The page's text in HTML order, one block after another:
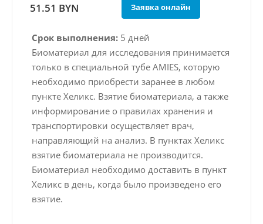
51.51 BYN Заявка онлайн
Срок выполнения: 5 дней
Биоматериал для исследования принимается
только в специальной тубе AMIES, которую
необходимо приобрести заранее в любом
пункте Хеликс. Взятие биоматериала, а также
информирование о правилах хранения и
транспортировки осуществляет врач,
направляющий на анализ. В пунктах Хеликс
взятие биоматериала не производится.
Биоматериал необходимо доставить в пункт
Хеликс в день, когда было произведено его
взятие.